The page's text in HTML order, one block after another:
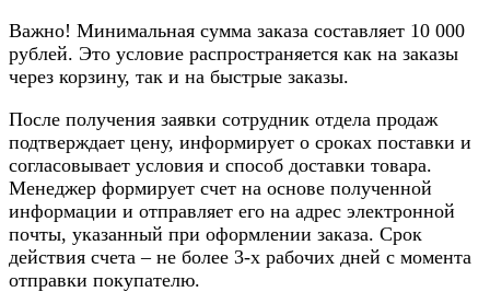
Важно! Минимальная сумма заказа составляет 10 000
рублей. Это условие распространяется как на заказы
через корзину, так и на быстрые заказы.
После получения заявки сотрудник отдела продаж
подтверждает цену, информирует о сроках поставки и
согласовывает условия и способ доставки товара.
Менеджер формирует счет на основе полученной
информации и отправляет его на адрес электронной
почты, указанный при оформлении заказа. Срок
действия счета – не более 3-х рабочих дней с момента
отправки покупателю.